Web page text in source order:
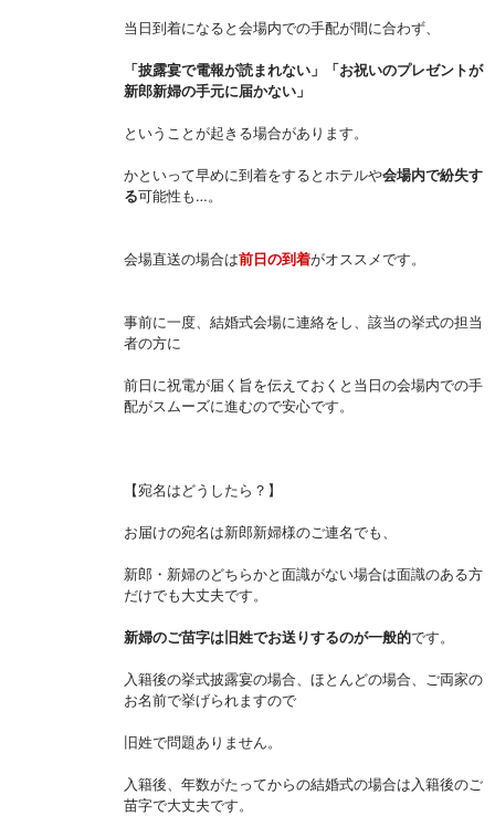
当日到着になると会場内での手配が間に合わず、
「披露宴で電報が読まれない」「お祝いのプレゼントが
新郎新婦の手元に届かない」
ということが起きる場合があります。
かといって早めに到着をするとホテルや会場内で紛失す
る可能性も…。
会場直送の場合は前日の到着がオススメです。
事前に一度、結婚式会場に連絡をし、該当の挙式の担当
者の方に
前日に祝電が届く旨を伝えておくと当日の会場内での手
配がスムーズに進むので安心です。
【宛名はどうしたら？】
お届けの宛名は新郎新婦様のご連名でも、
新郎・新婦のどちらかと面識がない場合は面識のある方
だけでも大丈夫です。
新婦のご苗字は旧姓でお送りするのが一般的です。
入籍後の挙式披露宴の場合、ほとんどの場合、ご両家の
お名前で挙げられますので
旧姓で問題ありません。
入籍後、年数がたってからの結婚式の場合は入籍後のご
苗字で大丈夫です。